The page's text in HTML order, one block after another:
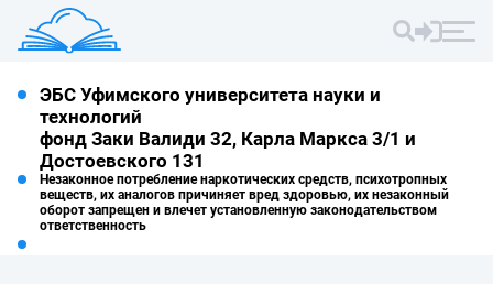
ЭБС Уфимского университета науки и
технологий
фонд Заки Валиди 32, Карла Маркса 3/1 и
Достоевского 131
Незаконное потребление наркотических средств, психотропных
веществ, их аналогов причиняет вред здоровью, их незаконный
оборот запрещен и влечет установленную законодательством
ответственность